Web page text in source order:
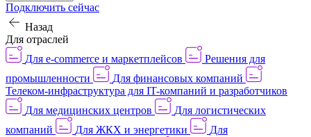
Подключить сейчас
Назад
Для отраслей
Для e-commerce и маркетплейсов
Решения для
промышленности
Для финансовых компаний
Телеком-инфраструктура для IT-компаний и разработчиков
Для медицинских центров
Для логистических
компаний
Для ЖКХ и энергетики
Для